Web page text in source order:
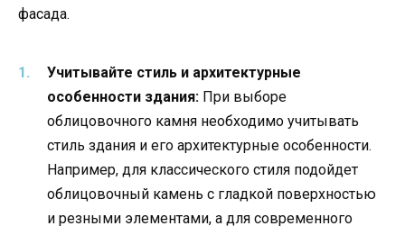
фасада.
Учитывайте стиль и архитектурные
особенности здания: При выборе
облицовочного камня необходимо учитывать
стиль здания и его архитектурные особенности.
Например, для классического стиля подойдет
облицовочный камень с гладкой поверхностью
и резными элементами, а для современного